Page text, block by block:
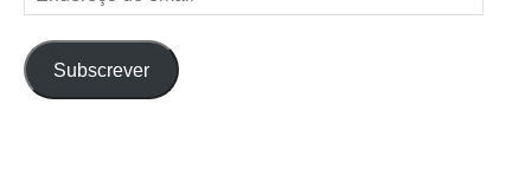
de
email
Subscrever